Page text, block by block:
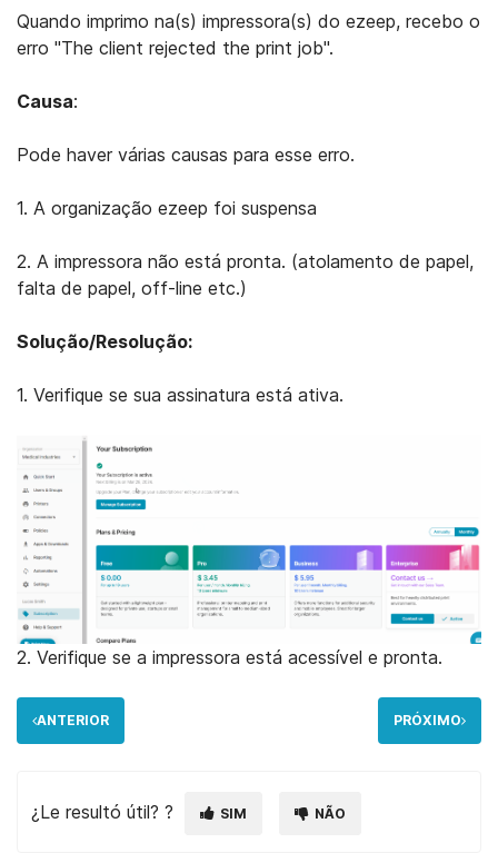
Quando imprimo na(s) impressora(s) do ezeep, recebo o
erro "The client rejected the print job".
Causa:
Pode haver várias causas para esse erro.
1. A organização ezeep foi suspensa
2. A impressora não está pronta. (atolamento de papel,
falta de papel, off-line etc.)
Solução/Resolução:
1. Verifique se sua assinatura está ativa.
2. Verifique se a impressora está acessível e pronta.
ANTERIOR PRÓXIMO
¿Le resultó útil? ? SIM NÃO